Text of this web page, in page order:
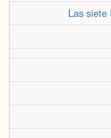
Las siete